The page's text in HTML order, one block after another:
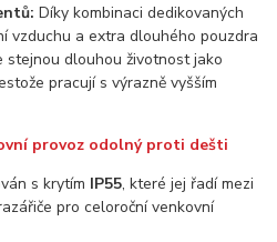
Díky kombinaci dedikovaných
vzduchu a extra dlouhého pouzdra
stejnou dlouhou životnost jako
pracují s výrazně vyšším
provoz odolný proti dešti
s krytím IP55, které jej řadí mezi
pro celoroční venkovní